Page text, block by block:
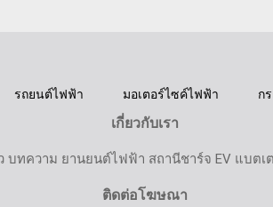
รถยนต์ไฟฟ้า มอเตอร์ไซค์ไฟฟ้า ก
เกี่ยวกับเรา
ว บทความ ยานยนต์ไฟฟ้า สถานีชาร์จ EV แบต
ติดต่อโฆษณา